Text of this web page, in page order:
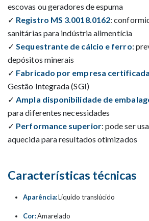
escovas ou geradores de espuma
✓ Registro MS 3.0018.0162:
sanitárias para indústria alimentícia
✓ Sequestrante de cálcio e ferro:
depósitos minerais
✓ Fabricado por empresa certificada
Gestão Integrada (SGI)
✓ Ampla disponibilidade de
para diferentes necessidades
✓ Performance superior: pode ser
aquecida para resultados otimizados
Características técnicas
Aparência:Líquido translúcido
Cor:Amarelado